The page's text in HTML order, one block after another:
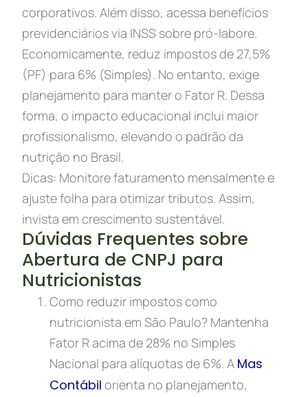
corporativos. Além disso, acessa benefícios
previdenciários via INSS sobre pró-labore.
Economicamente, reduz impostos de 27,5%
(PF) para 6% (Simples). No entanto, exige
planejamento para manter o Fator R. Dessa
forma, o impacto educacional inclui maior
profissionalismo, elevando o padrão da
nutrição no Brasil.
Dicas: Monitore faturamento mensalmente e
ajuste folha para otimizar tributos. Assim,
invista em crescimento sustentável.
Dúvidas Frequentes sobre
Abertura de CNPJ para
Nutricionistas
Como reduzir impostos como
nutricionista em São Paulo? Mantenha
Fator R acima de 28% no Simples
Nacional para alíquotas de 6%. A Mas
Contábil orienta no planejamento,